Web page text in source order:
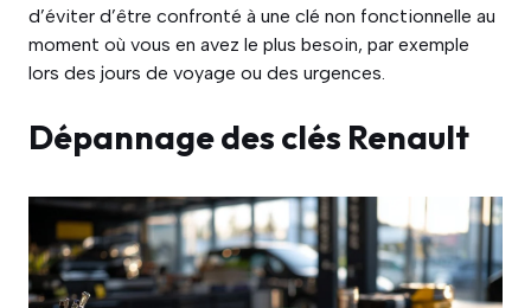
d’éviter d’être confronté à une clé non fonctionnelle au
moment où vous en avez le plus besoin, par exemple
lors des jours de voyage ou des urgences.
Dépannage des clés Renault